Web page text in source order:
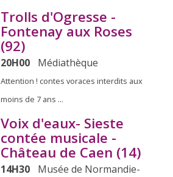
Trolls d'Ogresse -
Fontenay aux Roses
(92)
20H00 Médiathèque
Attention ! contes voraces interdits aux
moins de 7 ans ...
Voix d'eaux- Sieste
contée musicale -
Château de Caen (14)
14H30
Musée de Normandie-